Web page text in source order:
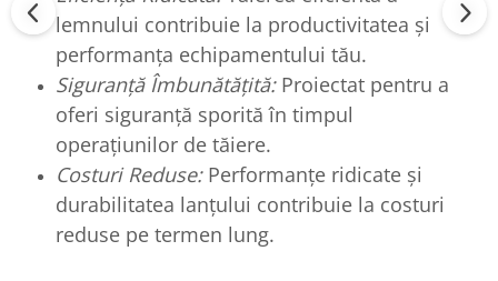
lemnului contribuie la productivitatea și
performanța echipamentului tău.
Siguranță Îmbunătățită:Proiectat pentru a
oferi siguranță sporită în timpul
operațiunilor de tăiere.
Costuri Reduse:Performanțe ridicate și
durabilitatea lanțului contribuie la costuri
reduse pe termen lung.